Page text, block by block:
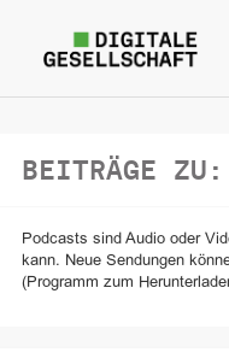
BEITRÄGE ZU:
Podcasts sind Audio oder
kann. Neue Sendungen
(Programm zum